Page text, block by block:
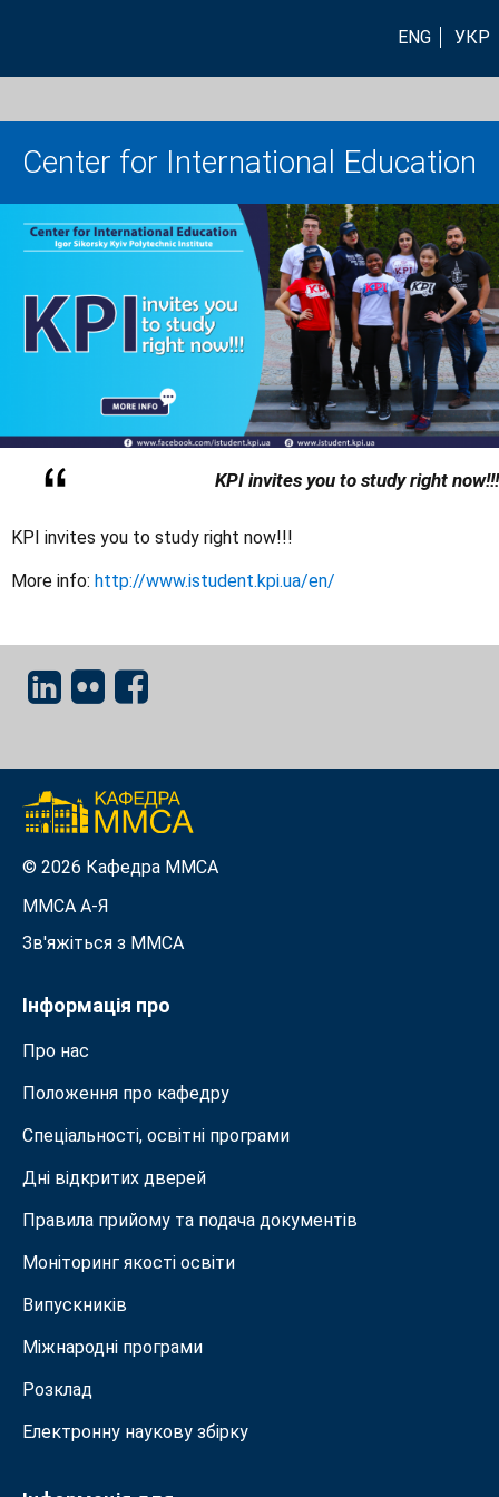
ENG УКР
Center for International Education
KPI invites you to study right now!!!
KPI invites you to study right now!!!
More info: http://www.istudent.kpi.ua/en/
© 2026 Кафедра ММСА
ММСА A-Я
Зв'яжіться з MMСА
Інформація про
Про нас
Положення про кафедру
Спеціальності, освітні програми
Дні відкритих дверей
Правила прийому та подача документiв
Моніторинг якості освіти
Випускників
Міжнародні програми
Розклад
Електронну наукову збірку